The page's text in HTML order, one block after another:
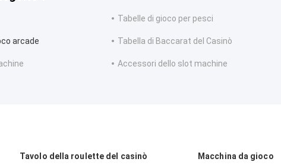
Tabelle di gioco per pesci
arcade Tabella di Baccarat del Casinò
Accessori dello slot machine
Tavolo della roulette del casinò Macchina da gioco